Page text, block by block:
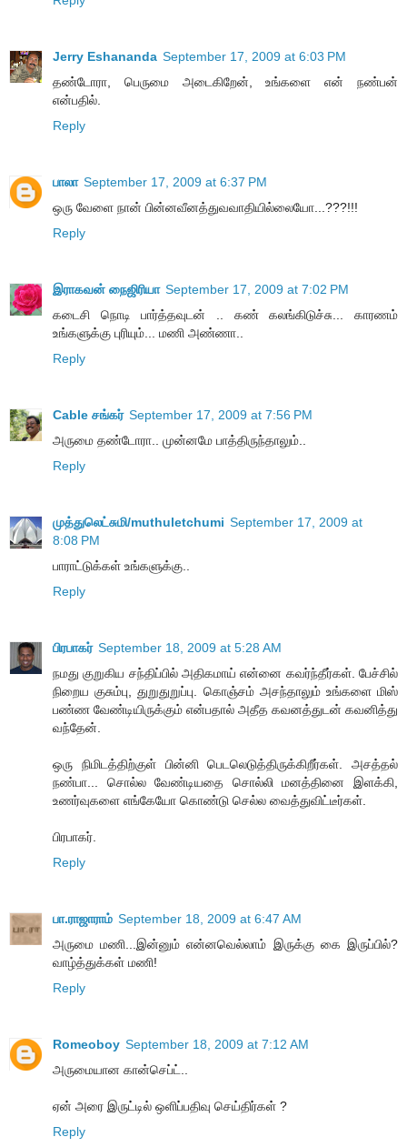
Jerry Eshananda September 17, 2009 at 6:03 PM
தண்டோரா, பெருமை அடைகிறேன், உங்களை என் நண்பன்
என்பதில்.
Reply
பாலா September 17, 2009 at 6:37 PM
ஒரு வேளை நான் பின்னவீனத்துவவாதியில்லையோ...???!!!
Reply
இராகவன் நைஜிரியா September 17, 2009 at 7:02 PM
கடைசி நொடி பார்த்தவுடன் .. கண் கலங்கிடுச்சு... காரணம்
உங்களுக்கு புரியும்... மணி அண்ணா..
Reply
Cable சங்கர் September 17, 2009 at 7:56 PM
அருமை தண்டோரா.. முன்னமே பாத்திருந்தாலும்..
Reply
முத்துலெட்சுமி/muthuletchumi September 17, 2009 at
8:08 PM
பாராட்டுக்கள் உங்களுக்கு..
Reply
பிரபாகர் September 18, 2009 at 5:28 AM
நமது குறுகிய சந்திப்பில் அதிகமாய் என்னை கவர்ந்தீர்கள். பேச்சில்
நிறைய குசும்பு, துறுதுறுப்பு. கொஞ்சம் அசந்தாலும் உங்களை மிஸ்
பண்ண வேண்டியிருக்கும் என்பதால் அதீத கவனத்துடன் கவனித்து
வந்தேன்.
ஒரு நிமிடத்திற்குள் பின்னி பெடலெடுத்திருக்கிறீர்கள். அசத்தல்
நண்பா... சொல்ல வேண்டியதை சொல்லி மனத்தினை இளக்கி,
உணர்வுகளை எங்கேயோ கொண்டு செல்ல வைத்துவிட்டீர்கள்.
பிரபாகர்.
Reply
பா.ராஜாராம் September 18, 2009 at 6:47 AM
அருமை மணி...இன்னும் என்னவெல்லாம் இருக்கு கை இருப்பில்?
வாழ்த்துக்கள் மணி!
Reply
Romeoboy September 18, 2009 at 7:12 AM
அருமையான கான்செப்ட்..
ஏன் அரை இருட்டில் ஒளிப்பதிவு செய்திர்கள் ?
Reply